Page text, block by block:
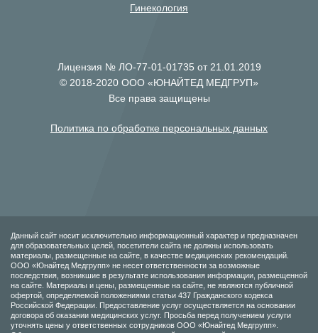
Гинекология
Лицензия № ЛО-77-01-01735 от 21.01.2019
© 2018-2020 ООО «ЮНАЙТЕД МЕДГРУП»
Все права защищены
Политика по обработке персональных данных
Данный сайт носит исключительно информационный характер и предназначен
для образовательных целей, посетители сайта не должны использовать
материалы, размещенные на сайте, в качестве медицинских рекомендаций.
ООО «Юнайтед Медгрупп» не несет ответственности за возможные
последствия, возникшие в результате использования информации, размещенной
на сайте. Материалы и цены, размещенные на сайте, не являются публичной
офертой, определяемой положениями статьи 437 Гражданского кодекса
Российской Федерации. Предоставление услуг осуществляется на основании
договора об оказании медицинских услуг. Просьба перед получением услуги
уточнять цены у ответственных сотрудников ООО «Юнайтед Медгрупп».